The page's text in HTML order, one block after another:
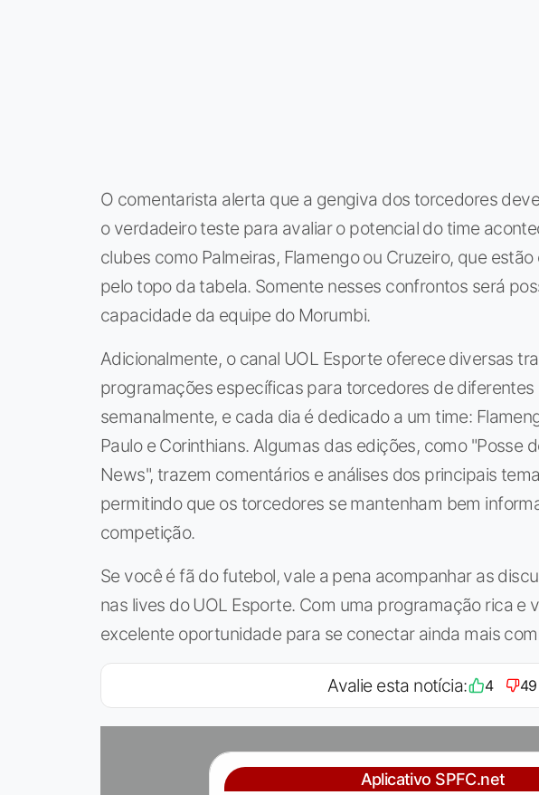
O comentarista alerta que a gengiva dos torcedores
o verdadeiro teste para avaliar o potencial do time
clubes como Palmeiras, Flamengo ou Cruzeiro, que
pelo topo da tabela. Somente nesses confrontos será
capacidade da equipe do Morumbi.
Adicionalmente, o canal UOL Esporte oferece diversas
programações específicas para torcedores de diferentes
semanalmente, e cada dia é dedicado a um time:
Paulo e Corinthians. Algumas das edições, como "Posse
News", trazem comentários e análises dos principais
permitindo que os torcedores se mantenham bem
competição.
Se você é fã do futebol, vale a pena acompanhar as
nas lives do UOL Esporte. Com uma programação rica e
excelente oportunidade para se conectar ainda mais
Avalie esta notícia: 4 49
Aplicativo SPFC.net